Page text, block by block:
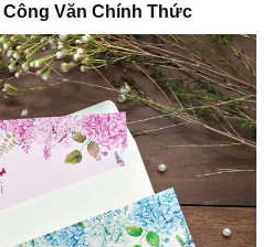
Công Văn Chính Thức